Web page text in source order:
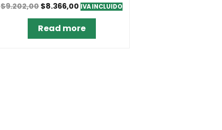
Rated
0
out
of
5
$9.202,00 $8.366,00 IVA INCLUIDO
Read more